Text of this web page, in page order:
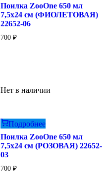
Поилка ZooOne 650 мл
7,5х24 см (ФИОЛЕТОВАЯ)
22652-06
700 ₽
Нет в наличии
Подробнее
Поилка ZooOne 650 мл
7,5х24 см (РОЗОВАЯ) 22652-
03
700 ₽